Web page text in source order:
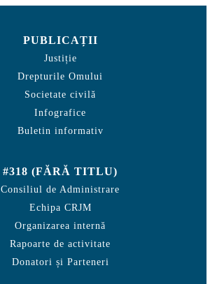
PUBLICAȚII
Justiție
Drepturile Omului
Societate civilă
Infografice
Buletin informativ
#318 (FĂRĂ TITLU)
Consiliul de Administrare
Echipa CRJM
Organizarea internă
Rapoarte de activitate
Donatori și Parteneri